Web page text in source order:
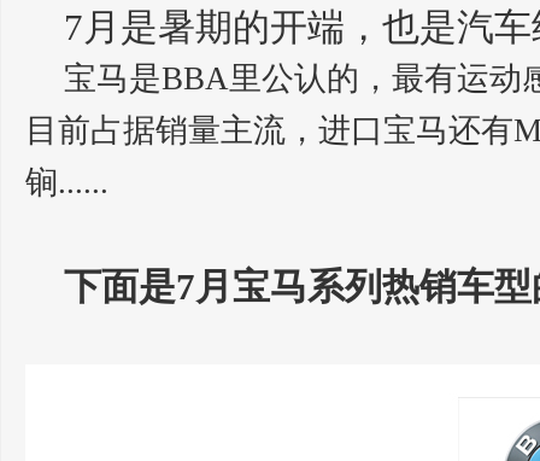
7月是暑期的开端，也是汽
宝马是BBA里公认的，最有运动
目前占据销量主流，进口宝马还有
锏......
下面是7月宝马系列热销车